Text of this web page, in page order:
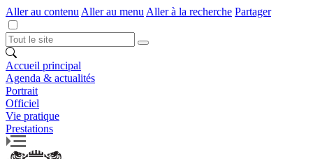
Aller au contenu Aller au menu Aller à la recherche Partager
Accueil principal
Agenda & actualités
Portrait
Officiel
Vie pratique
Prestations